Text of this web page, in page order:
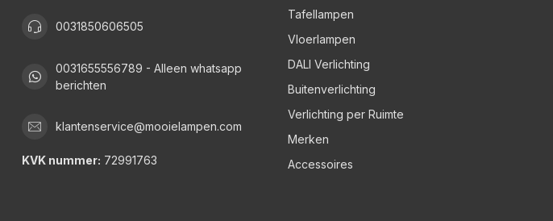
0031850606505
0031655556789 - Alleen whatsapp
berichten
klantenservice@mooielampen.com
KVK nummer: 72991763
Tafellampen
Vloerlampen
DALI Verlichting
Buitenverlichting
Verlichting per Ruimte
Merken
Accessoires